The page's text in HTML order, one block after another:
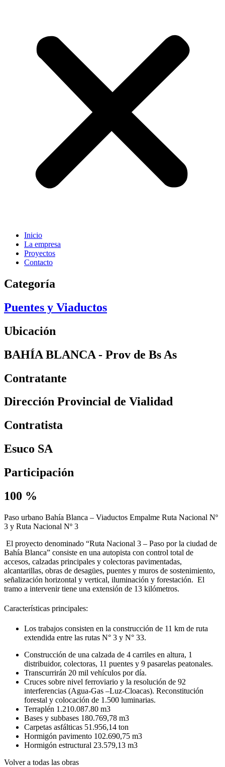
Inicio
La empresa
Proyectos
Contacto
Categoría
Puentes y Viaductos
Ubicación
BAHÍA BLANCA - Prov de Bs As
Contratante
Dirección Provincial de Vialidad
Contratista
Esuco SA
Participación
100 %
Paso urbano Bahía Blanca – Viaductos Empalme Ruta Nacional Nº
3 y Ruta Nacional Nº 3
El proyecto denominado “Ruta Nacional 3 – Paso por la ciudad de
Bahía Blanca” consiste en una autopista con control total de
accesos, calzadas principales y colectoras pavimentadas,
alcantarillas, obras de desagües, puentes y muros de sostenimiento,
señalización horizontal y vertical, iluminación y forestación. El
tramo a intervenir tiene una extensión de 13 kilómetros.
Características principales:
Los trabajos consisten en la construcción de 11 km de ruta
extendida entre las rutas N° 3 y N° 33.
Construcción de una calzada de 4 carriles en altura, 1
distribuidor, colectoras, 11 puentes y 9 pasarelas peatonales.
Transcurrirán 20 mil vehículos por día.
Cruces sobre nivel ferroviario y la resolución de 92
interferencias (Agua-Gas –Luz-Cloacas). Reconstitución
forestal y colocación de 1.500 luminarias.
Terraplén 1.210.087.80 m3
Bases y subbases 180.769,78 m3
Carpetas asfálticas 51.956,14 ton
Hormigón pavimento 102.690,75 m3
Hormigón estructural 23.579,13 m3
Volver a todas las obras